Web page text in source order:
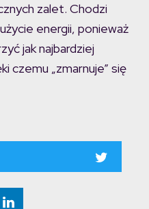
zalet. Chodzi
energii, ponieważ
jak najbardziej
czemu „zmarnuje” się